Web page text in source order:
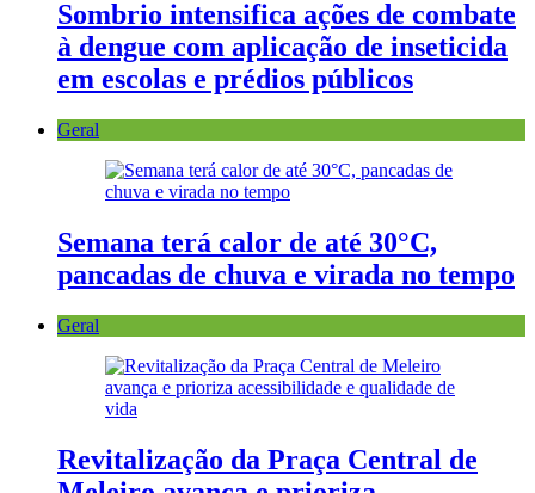
Sombrio intensifica ações de combate
à dengue com aplicação de inseticida
em escolas e prédios públicos
Geral
Semana terá calor de até 30°C,
pancadas de chuva e virada no tempo
Geral
Revitalização da Praça Central de